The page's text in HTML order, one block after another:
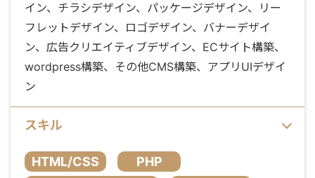
イン、チラシデザイン、パッケージデザイン、リー
フレットデザイン、ロゴデザイン、バナーデザイ
ン、広告クリエイティブデザイン、ECサイト構築、
wordpress構築、その他CMS構築、アプリUIデザイ
ン
スキル
HTML/CSS
PHP